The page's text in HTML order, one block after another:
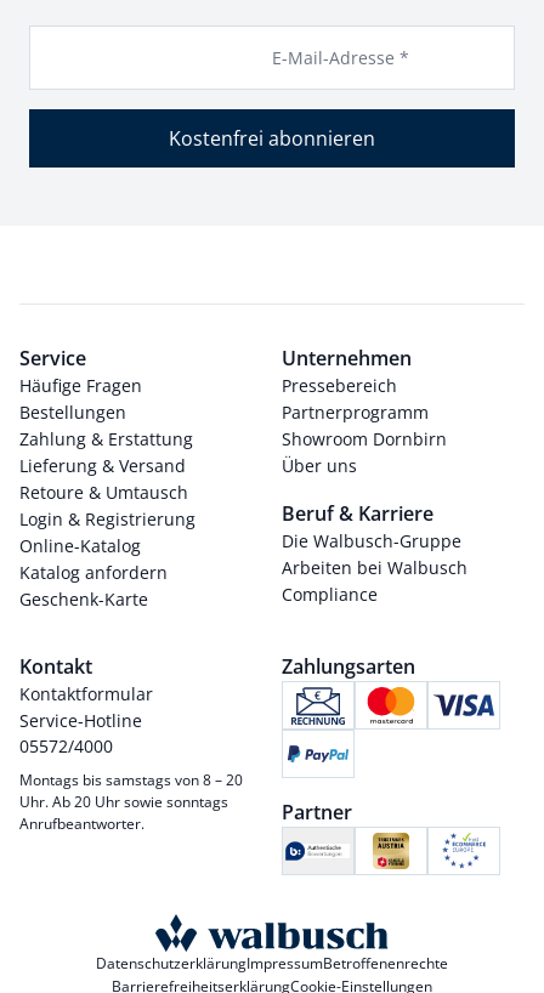
E-Mail-Adresse *
Kostenfrei abonnieren
Service
Häufige Fragen
Bestellungen
Zahlung & Erstattung
Lieferung & Versand
Retoure & Umtausch
Login & Registrierung
Online-Katalog
Katalog anfordern
Geschenk-Karte
Unternehmen
Pressebereich
Partnerprogramm
Showroom Dornbirn
Über uns
Beruf & Karriere
Die Walbusch-Gruppe
Arbeiten bei Walbusch
Compliance
Kontakt
Kontaktformular
Service-Hotline
05572/4000
Montags bis samstags von 8 – 20
Uhr. Ab 20 Uhr sowie sonntags
Anrufbeantworter.
Zahlungsarten
Partner
DatenschutzerklärungImpressumBetroffenenrechte
BarrierefreiheitserklärungCookie-Einstellungen